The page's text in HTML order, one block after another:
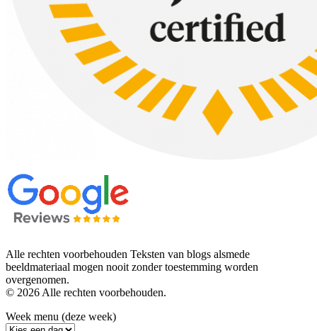
Alle rechten voorbehouden Teksten van blogs alsmede
beeldmateriaal mogen nooit zonder toestemming worden
overgenomen.
© 2026 Alle rechten voorbehouden.
Week menu (deze week)